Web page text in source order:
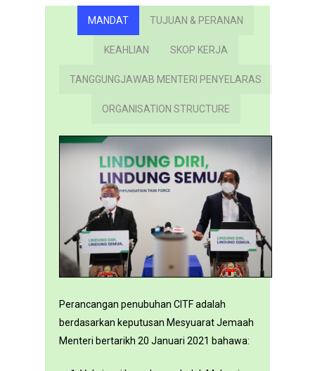
MANDAT TUJUAN & PERANAN
KEAHLIAN SKOP KERJA
TANGGUNGJAWAB MENTERI PENYELARAS
ORGANISATION STRUCTURE
Perancangan penubuhan CITF adalah
berdasarkan keputusan Mesyuarat Jemaah
Menteri bertarikh 20 Januari 2021 bahawa: